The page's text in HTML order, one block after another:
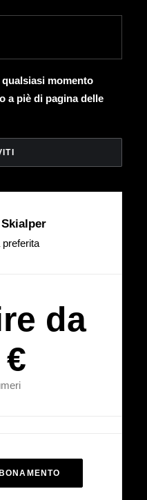
momento
a piè di pagina delle
preferita
da